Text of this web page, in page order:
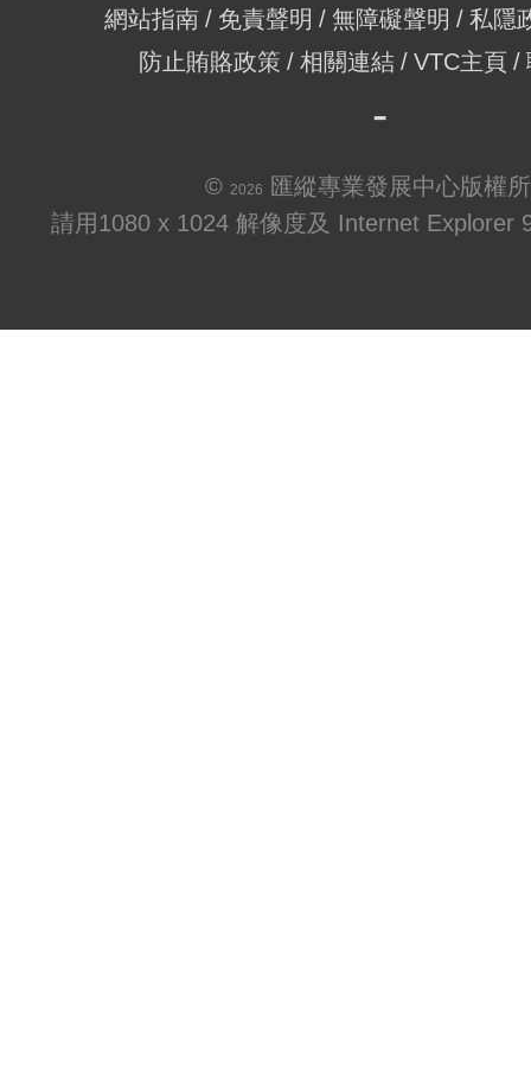
網站指南 免責聲明 無障礙聲明
私隱
防止賄賂政策
相關連結 VTC主頁
© 2026
匯縱專業發展中心版權
請用1080 x 1024 解像度及 Internet Explorer